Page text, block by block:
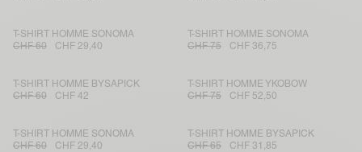
T-SHIRT HOMME SONOMA
CHF 60
CHF 29,40
T-SHIRT HOMME SONOMA
CHF 75
CHF 36,75
T-SHIRT HOMME BYSAPICK
CHF 60
CHF 42
T-SHIRT HOMME YKOBOW
CHF 75
CHF 52,50
T-SHIRT HOMME SONOMA
CHF 60
CHF 29,40
T-SHIRT HOMME BYSAPICK
CHF 65
CHF 31,85